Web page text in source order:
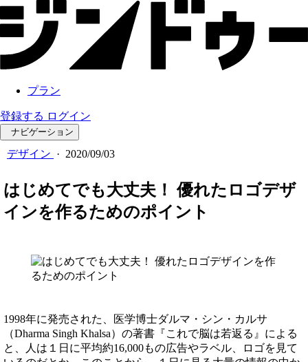
プラン
登録する ログイン
ナビゲーション
デザイン · 2020/09/03
はじめてでも大丈夫！ 優れたロゴデザ
インを作るためのポイント
1998年に発売された、医学博士ダルマ・シン・カルサ
（Dharma Singh Khalsa）の著書『これで脳は若返る』による
と、人は１日に平均約16,000もの広告やラベル、ロゴを見て